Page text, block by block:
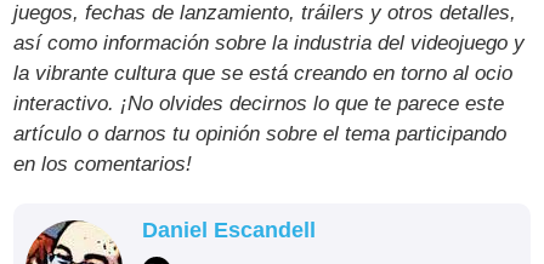
juegos, fechas de lanzamiento, tráilers y otros detalles,
así como información sobre la industria del videojuego y
la vibrante cultura que se está creando en torno al ocio
interactivo. ¡No olvides decirnos lo que te parece este
artículo o darnos tu opinión sobre el tema participando
en los comentarios!
Daniel Escandell